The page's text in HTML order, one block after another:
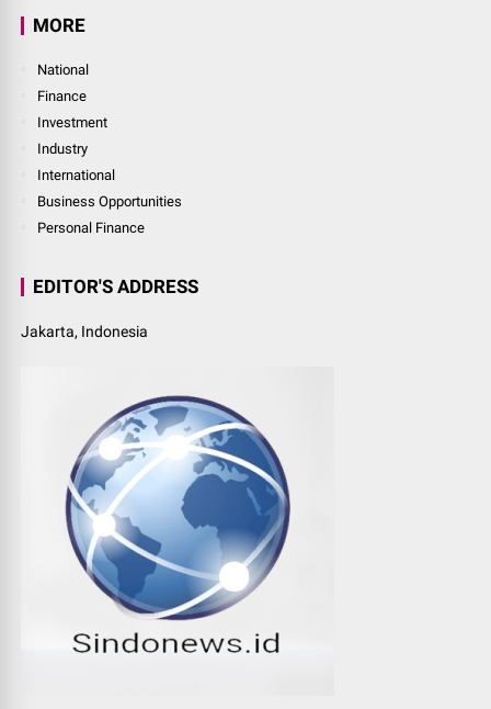
MORE
National
Finance
Investment
Industry
International
Business Opportunities
Personal Finance
EDITOR'S ADDRESS
Jakarta, Indonesia